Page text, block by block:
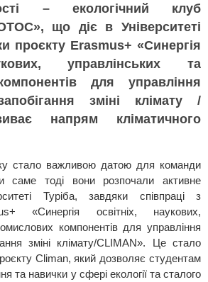
– екологічний клуб
що діє в Університеті
проєкту Erasmus+ «Синергія
управлінських та
для управління
зміні клімату /
напрям кліматичного
стало важливою датою для команди
саме тоді вони розпочали активне
Туріба, завдяки співпраці з
«Синергія освітніх, наукових,
компонентів для управління
зміні клімату/CLIMAN». Це стало
Climan, який дозволяє студентам
та навички у сфері екології та сталого